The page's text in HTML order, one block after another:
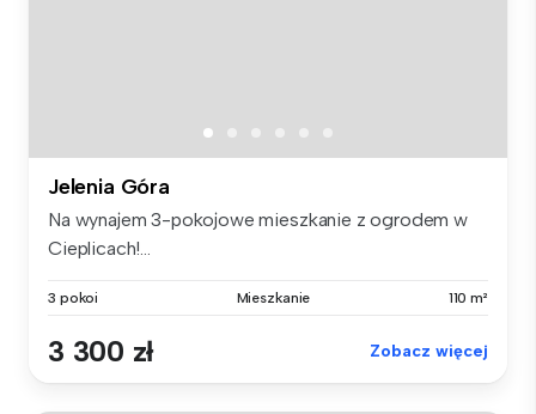
Jelenia Góra
Na wynajem 3-pokojowe mieszkanie z ogrodem w
Cieplicach!...
3 pokoi Mieszkanie 110 m²
3 300 zł Zobacz więcej